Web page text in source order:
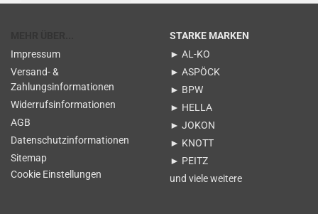
Impressum
Versand- &
Zahlungsinformationen
Widerrufsinformationen
AGB
Datenschutzinformationen
Sitemap
Cookie Einstellungen
STARKE MARKEN
► AL-KO
► ASPÖCK
► BPW
► HELLA
► JOKON
► KNOTT
► PEITZ
und viele weitere